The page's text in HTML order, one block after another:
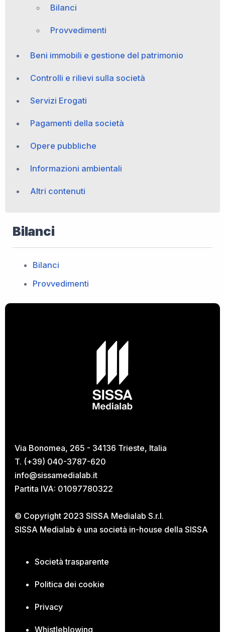
Bilanci
Provvedimenti
Beni immobili e gestione del patrimonio
Controlli e rilievi sulla società
Servizi Erogati
Pagamenti della società
Opere pubbliche
Informazioni ambientali
Altri contenuti
Bilanci
Bilanci
Provvedimenti
Via Bonomea, 265 - 34136 Trieste, Italia
T. (+39) 040-3787-620
info@sissamedialab.it
Partita IVA: 01097780322
© Copyright 2023 SISSA Medialab S.r.l.
SISSA Medialab è una società in-house dellaSISSA
Società trasparente
Politica dei cookie
Privacy
Whistleblowing